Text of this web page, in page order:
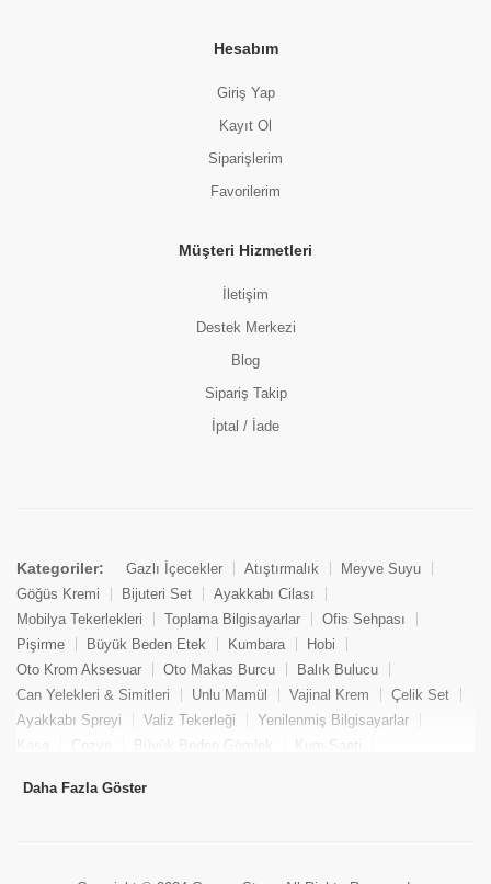
Hesabım
Giriş Yap
Kayıt Ol
Siparişlerim
Favorilerim
Müşteri Hizmetleri
İletişim
Destek Merkezi
Blog
Sipariş Takip
İptal / İade
Kategoriler: Gazlı İçecekler Atıştırmalık
Meyve Suyu
Göğüs Kremi
Bijuteri Set
Ayakkabı Cilası
Mobilya Tekerlekleri
Toplama Bilgisayarlar
Ofis Sehpası
Pişirme
Büyük Beden Etek Kumbara
Hobi
Oto Krom Aksesuar
Oto Makas Burcu
Balık Bulucu
Can Yelekleri & Simitleri
Unlu Mamül Vajinal Krem
Çelik Set
Ayakkabı Spreyi
Valiz Tekerleği
Yenilenmiş Bilgisayarlar
Kasa
Cezve Büyük Beden Gömlek
Kum Saati
Tekne Bağlama & Demirleme
Daha Fazla Göster